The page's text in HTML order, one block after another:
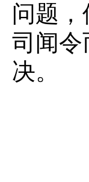
问题
司闻令
决。